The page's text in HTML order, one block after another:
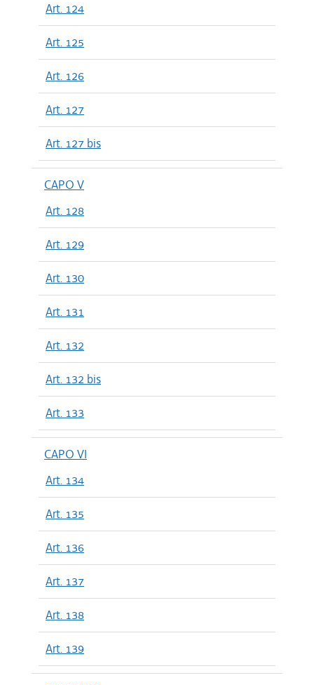
Art. 124
Art. 125
Art. 126
Art. 127
Art. 127 bis
CAPO V
Art. 128
Art. 129
Art. 130
Art. 131
Art. 132
Art. 132 bis
Art. 133
CAPO VI
Art. 134
Art. 135
Art. 136
Art. 137
Art. 138
Art. 139